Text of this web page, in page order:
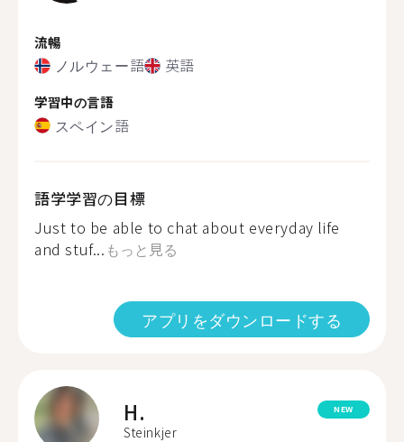
流暢
ノルウェー語 英語
学習中の言語
スペイン語
語学学習の目標
Just to be able to chat about everyday life
and stuf... もっと見る
アプリをダウンロードする
H.
Steinkjer
NEW